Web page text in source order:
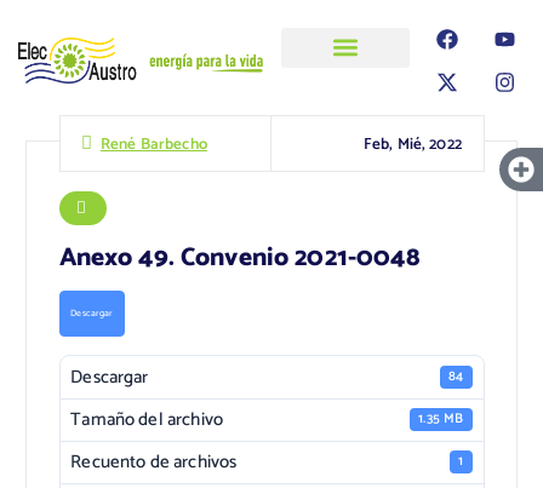
René Barbecho Feb, Mié, 2022
Anexo 49. Convenio 2021-0048
Descargar
Descargar 84
Tamaño del archivo 1.35 MB
Recuento de archivos 1